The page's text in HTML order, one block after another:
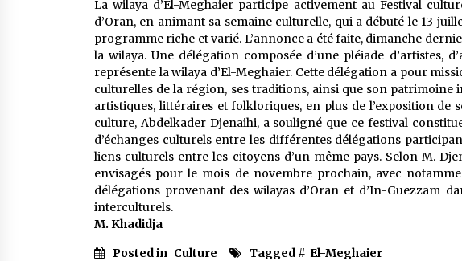
Lancement d’une campagne
nationale de sensibilisation sur la
lutte contre le travail informel
3 semaines ago
La wilaya d’El-Meghaier participe activement au Festival
d’Oran, en animant sa semaine culturelle, qui a débuté le 13
programme riche et varié. L’annonce a été faite, dimanche
la wilaya. Une délégation composée d’une pléiade d’artistes,
représente la wilaya d’El-Meghaier. Cette délégation a pour
culturelles de la région, ses traditions, ainsi que son patrimoine
artistiques, littéraires et folkloriques, en plus de l’exposition
culture, Abdelkader Djenaihi, a souligné que ce festival
d’échanges culturels entre les différentes délégations
liens culturels entre les citoyens d’un même pays. Selon M.
envisagés pour le mois de novembre prochain, avec
délégations provenant des wilayas d’Oran et d’In-Guezzam
interculturels.
M. Khadidja
Posted in Culture Tagged # El-Meghaier